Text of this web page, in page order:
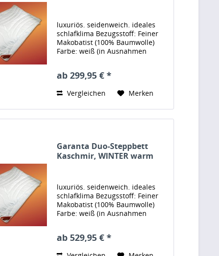
luxuriös. seidenweich. ideales
schlafklima Bezugsstoff: Feiner
Makobatist (100% Baumwolle)
Farbe: weiß (in Ausnahmen
feinstes Cashmere Füllmenge: ca.
ab 299,95 € *
Vergleichen Merken
Garanta Duo-Steppbett
Kaschmir, WINTER warm
luxuriös. seidenweich. ideales
schlafklima Bezugsstoff: Feiner
Makobatist (100% Baumwolle)
Farbe: weiß (in Ausnahmen
Softeinfassung der Ränder
ab 529,95 € *